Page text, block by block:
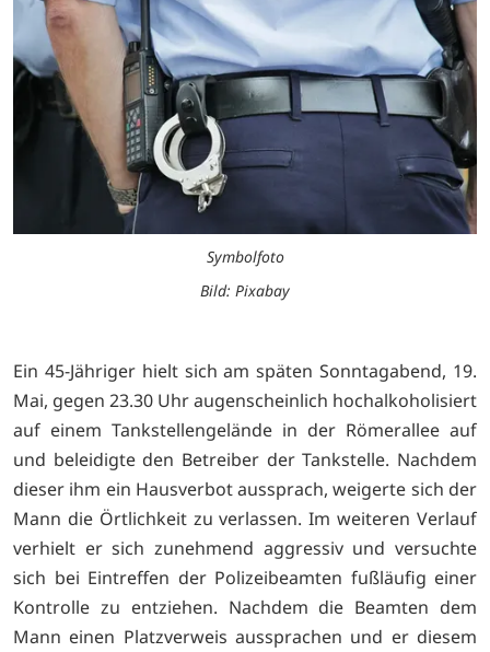
Symbolfoto
Bild: Pixabay
Ein 45-Jähriger hielt sich am späten Sonntagabend, 19.
Mai, gegen 23.30 Uhr augenscheinlich hochalkoholisiert
auf einem Tankstellengelände in der Römerallee auf
und beleidigte den Betreiber der Tankstelle. Nachdem
dieser ihm ein Hausverbot aussprach, weigerte sich der
Mann die Örtlichkeit zu verlassen. Im weiteren Verlauf
verhielt er sich zunehmend aggressiv und versuchte
sich bei Eintreffen der Polizeibeamten fußläufig einer
Kontrolle zu entziehen. Nachdem die Beamten dem
Mann einen Platzverweis aussprachen und er diesem